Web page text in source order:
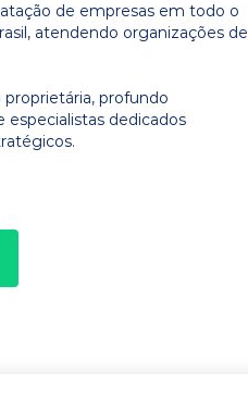
de empresas em todo o
atendendo organizações de
profundo
dedicados